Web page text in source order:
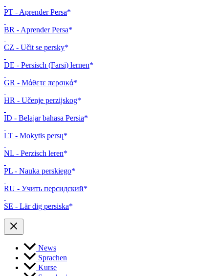
PT - Aprender Persa
BR - Aprender Persa
CZ - Učit se persky
DE - Persisch (Farsi) lernen
GR - Μάθετε περσικά
HR - Učenje perzijskog
ID - Belajar bahasa Persia
LT - Mokytis persų
NL - Perzisch leren
PL - Nauka perskiego
RU - Учить персидский
SE - Lär dig persiska
News
Sprachen
Kurse